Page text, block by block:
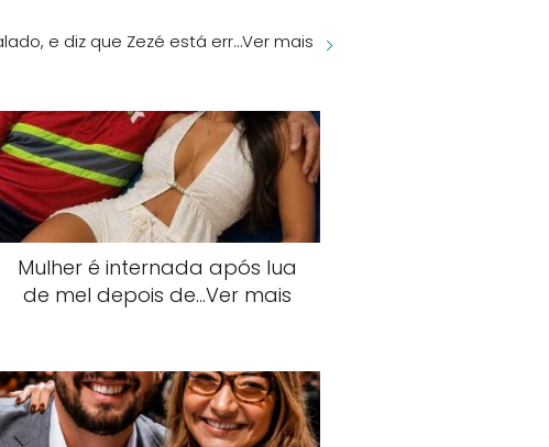
e diz que Zezé está err…Ver mais
Mulher é internada após lua
de mel depois de…Ver mais